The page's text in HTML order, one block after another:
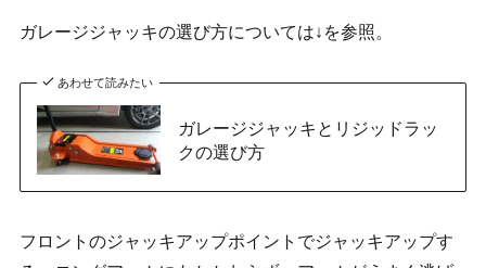
ガレージジャッキの選び方については↓を参照。
あわせて読みたい
ガレージジャッキとリジッドラッ
クの選び方
フロントのジャッキアップポイントでジャッキアップす